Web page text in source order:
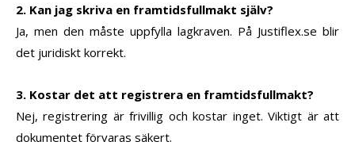
2. Kan jag skriva en framtidsfullmakt själv?
Ja, men den måste uppfylla lagkraven. På Justiflex.se blir
det juridiskt korrekt.
3. Kostar det att registrera en framtidsfullmakt?
Nej, registrering är frivillig och kostar inget. Viktigt är att
dokumentet förvaras säkert.